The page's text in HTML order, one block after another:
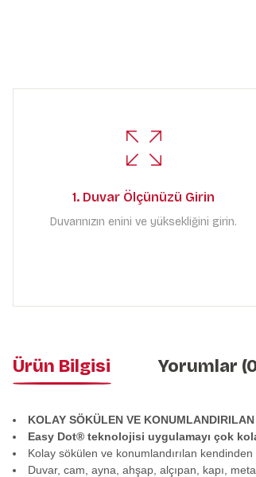
1. Duvar Ölçünüzü Girin
Duvarınızın enini ve yüksekliğini girin.
Ürün Bilgisi Yorumlar
KOLAY SÖKÜLEN VE
Easy Dot® teknolojisi uygulamayı çok
Kolay sökülen ve konumlandırılan
Duvar, cam, ayna, ahşap, alçıpan, kapı,